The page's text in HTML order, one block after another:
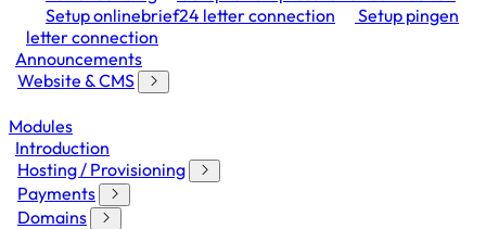
Setup onlinebrief24 letter connection
Setup pingen
letter connection
Announcements
Website & CMS
Modules
Introduction
Hosting / Provisioning
Payments
Domains